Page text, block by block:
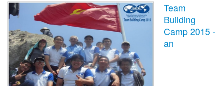
Team
Building
Camp 2015 -
an